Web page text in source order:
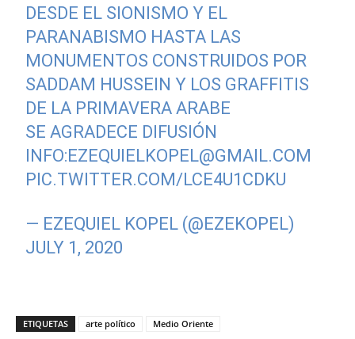
DESDE EL SIONISMO Y EL
PARANABISMO HASTA LAS
MONUMENTOS CONSTRUIDOS POR
SADDAM HUSSEIN Y LOS GRAFFITIS
DE LA PRIMAVERA ARABE
SE AGRADECE DIFUSIÓN
INFO:EZEQUIELKOPEL@GMAIL.COM
PIC.TWITTER.COM/LCE4U1CDKU
— EZEQUIEL KOPEL (@EZEKOPEL)
JULY 1, 2020
ETIQUETAS arte político Medio Oriente